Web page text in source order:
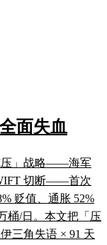
面失血
压」战略——海军
切断——首次
贬值、通胀 52%
桶/日。本文把「压
三角失语 × 91 天